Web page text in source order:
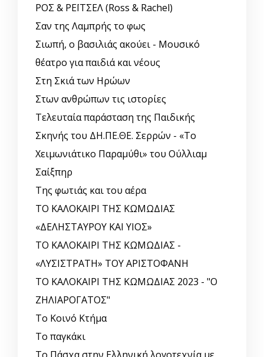
ΡΟΣ & ΡΕΪΤΣΕΛ (Ross & Rachel)
Σαν της Λαμπρής το φως
Σιωπή, ο βασιλιάς ακούει - Μουσικό
θέατρο για παιδιά και νέους
Στη Σκιά των Ηρώων
Στων ανθρώπων τις ιστορίες
Τελευταία παράσταση της Παιδικής
Σκηνής του ΔΗ.ΠΕ.ΘΕ. Σερρών - «Το
Χειμωνιάτικο Παραμύθι» του Ούλλιαμ
Σαίξπηρ
Της φωτιάς και του αέρα
ΤΟ ΚΑΛΟΚΑΙΡΙ ΤΗΣ ΚΩΜΩΔΙΑΣ
«ΔΕΛΗΣΤΑΥΡΟΥ ΚΑΙ ΥΙΟΣ»
ΤΟ ΚΑΛΟΚΑΙΡΙ ΤΗΣ ΚΩΜΩΔΙΑΣ -
«ΛΥΣΙΣΤΡΑΤΗ» ΤΟΥ ΑΡΙΣΤΟΦΑΝΗ
ΤΟ ΚΑΛΟΚΑΙΡΙ ΤΗΣ ΚΩΜΩΔΙΑΣ 2023 - "Ο
ΖΗΛΙΑΡΟΓΑΤΟΣ"
Το Κοινό Κτήμα
Το παγκάκι